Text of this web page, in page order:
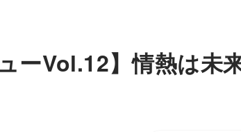
ーVol.12】情熱は未